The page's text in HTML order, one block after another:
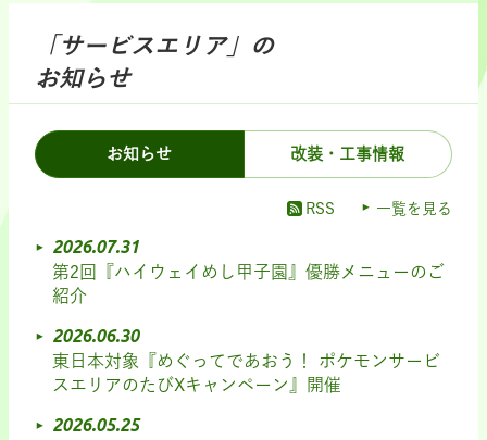
「サービスエリア」の
お知らせ
お知らせ 改装・工事情報
RSS 一覧を見る
2026.07.31
第2回『ハイウェイめし甲子園』優勝メニューのご
紹介
2026.06.30
東日本対象『めぐってであおう！ ポケモンサービ
スエリアのたびXキャンペーン』開催
2026.05.25